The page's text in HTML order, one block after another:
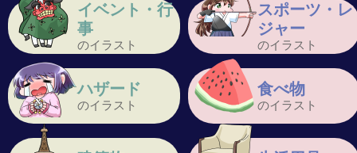
イベント・行
事
のイラスト
スポーツ・レ
ジャー
のイラスト
ハザード
のイラスト
食べ物
のイラスト